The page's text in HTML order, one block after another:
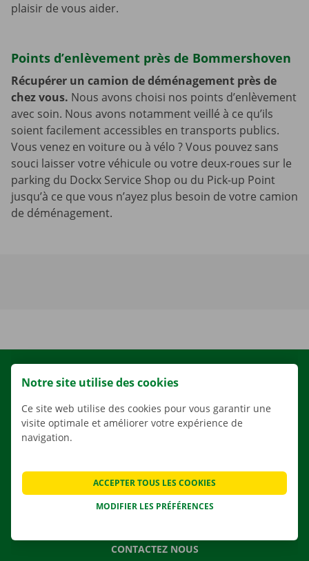
plaisir de vous aider.
Points d’enlèvement près de Bommershoven
Récupérer un camion de déménagement près de
chez vous. Nous avons choisi nos points d’enlèvement
avec soin. Nous avons notamment veillé à ce qu’ils
soient facilement accessibles en transports publics.
Vous venez en voiture ou à vélo ? Vous pouvez sans
souci laisser votre véhicule ou votre deux-roues sur le
parking du Dockx Service Shop ou du Pick-up Point
jusqu’à ce que vous n’ayez plus besoin de votre camion
de déménagement.
LOCATION
NOS SERVICES
SOLUTIONS DE DÉMÉNAGEMENT
CONTACTEZ NOUS
Notre site utilise des cookies
Ce site web utilise des cookies pour vous garantir une
visite optimale et améliorer votre expérience de
navigation.
MODIFIER LES PRÉFÉRENCES
ACCEPTER TOUS LES COOKIES